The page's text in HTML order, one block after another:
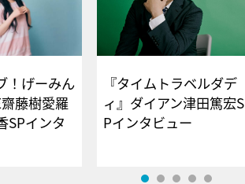
！げーみん
藤樹愛羅
SPインタ
『タイムトラベルダデ
ィ』ダイアン津田篤宏S
Pインタビュー